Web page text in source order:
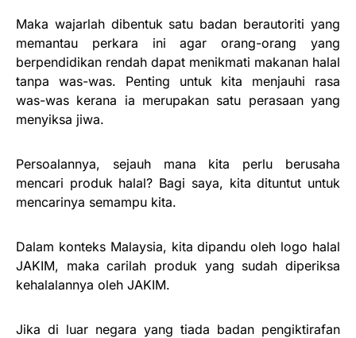
Maka wajarlah dibentuk satu badan berautoriti yang
memantau perkara ini agar orang-orang yang
berpendidikan rendah dapat menikmati makanan halal
tanpa was-was. Penting untuk kita menjauhi rasa
was-was kerana ia merupakan satu perasaan yang
menyiksa jiwa.
Persoalannya, sejauh mana kita perlu berusaha
mencari produk halal? Bagi saya, kita dituntut untuk
mencarinya semampu kita.
Dalam konteks Malaysia, kita dipandu oleh logo halal
JAKIM, maka carilah produk yang sudah diperiksa
kehalalannya oleh JAKIM.
Jika di luar negara yang tiada badan pengiktirafan